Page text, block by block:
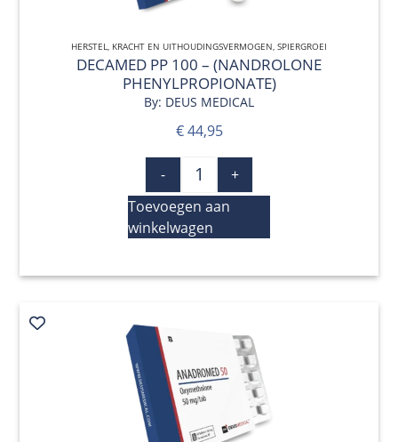
QUICK VIEW
HERSTEL, KRACHT EN UITHOUDINGSVERMOGEN, SPIERGROEI
DECAMED PP 100 – (NANDROLONE
PHENYLPROPIONATE)
By: DEUS MEDICAL
€44,95
-
+
Toevoegen aan
winkelwagen